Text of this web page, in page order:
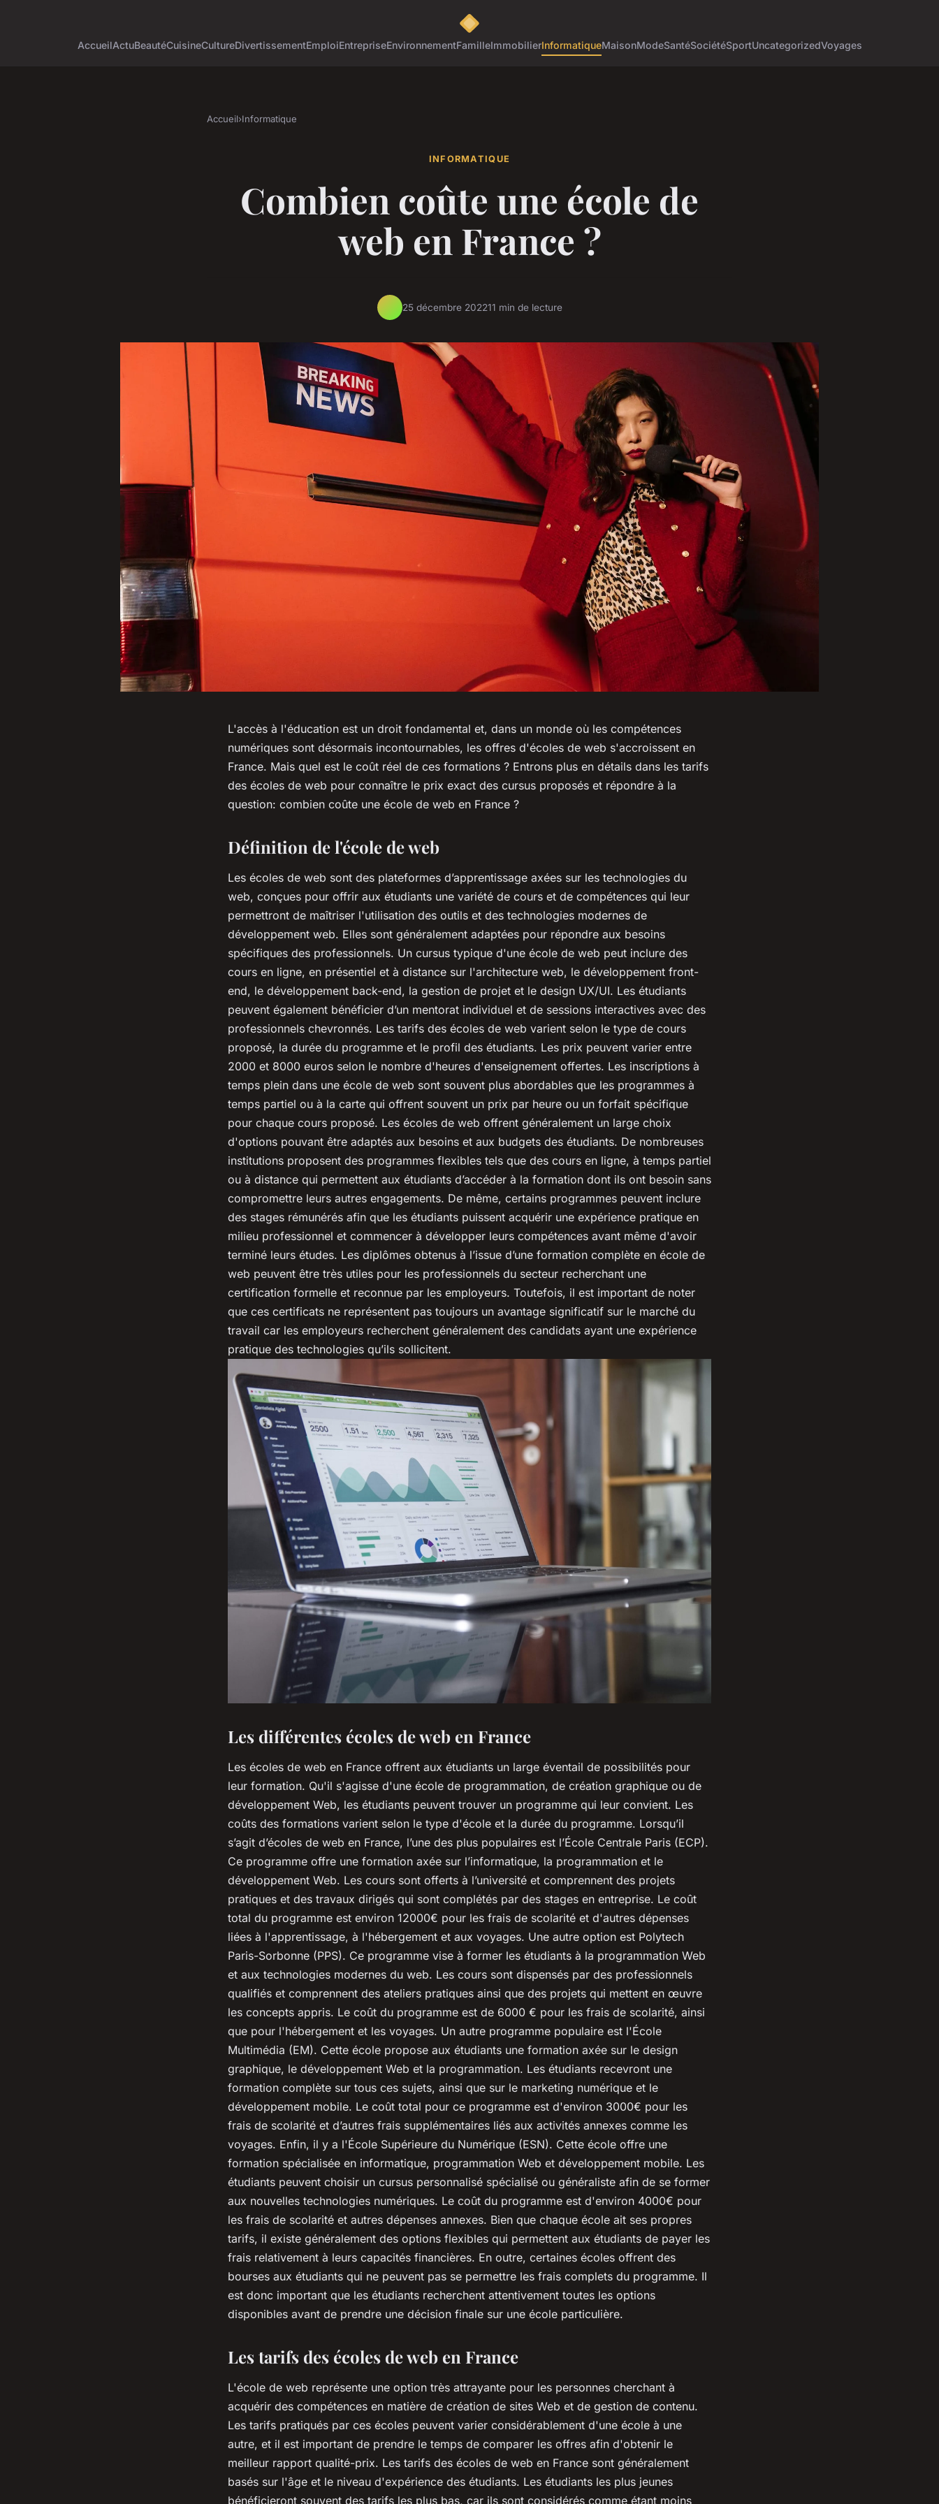
AccueilActuBeautéCuisineCultureDivertissementEmploiEntrepriseEnvironnementFamilleImmobilierInformatiqueMaisonModeSantéSociétéSportUncategorizedVoyages
Accueil›Informatique
INFORMATIQUE
Combien coûte une école de
web en France ?
25 décembre 202211 min de lecture
L'accès à l'éducation est un droit fondamental et, dans un monde où les compétences
numériques sont désormais incontournables, les offres d'écoles de web s'accroissent en
France. Mais quel est le coût réel de ces formations ? Entrons plus en détails dans les tarifs
des écoles de web pour connaître le prix exact des cursus proposés et répondre à la
question: combien coûte une école de web en France ?
Définition de l'école de web
Les écoles de web sont des plateformes d’apprentissage axées sur les technologies du
web, conçues pour offrir aux étudiants une variété de cours et de compétences qui leur
permettront de maîtriser l'utilisation des outils et des technologies modernes de
développement web. Elles sont généralement adaptées pour répondre aux besoins
spécifiques des professionnels. Un cursus typique d'une école de web peut inclure des
cours en ligne, en présentiel et à distance sur l'architecture web, le développement front-
end, le développement back-end, la gestion de projet et le design UX/UI. Les étudiants
peuvent également bénéficier d’un mentorat individuel et de sessions interactives avec des
professionnels chevronnés. Les tarifs des écoles de web varient selon le type de cours
proposé, la durée du programme et le profil des étudiants. Les prix peuvent varier entre
2000 et 8000 euros selon le nombre d'heures d'enseignement offertes. Les inscriptions à
temps plein dans une école de web sont souvent plus abordables que les programmes à
temps partiel ou à la carte qui offrent souvent un prix par heure ou un forfait spécifique
pour chaque cours proposé. Les écoles de web offrent généralement un large choix
d'options pouvant être adaptés aux besoins et aux budgets des étudiants. De nombreuses
institutions proposent des programmes flexibles tels que des cours en ligne, à temps partiel
ou à distance qui permettent aux étudiants d’accéder à la formation dont ils ont besoin sans
compromettre leurs autres engagements. De même, certains programmes peuvent inclure
des stages rémunérés afin que les étudiants puissent acquérir une expérience pratique en
milieu professionnel et commencer à développer leurs compétences avant même d'avoir
terminé leurs études. Les diplômes obtenus à l’issue d’une formation complète en école de
web peuvent être très utiles pour les professionnels du secteur recherchant une
certification formelle et reconnue par les employeurs. Toutefois, il est important de noter
que ces certificats ne représentent pas toujours un avantage significatif sur le marché du
travail car les employeurs recherchent généralement des candidats ayant une expérience
pratique des technologies qu’ils sollicitent.
Les différentes écoles de web en France
Les écoles de web en France offrent aux étudiants un large éventail de possibilités pour
leur formation. Qu'il s'agisse d'une école de programmation, de création graphique ou de
développement Web, les étudiants peuvent trouver un programme qui leur convient. Les
coûts des formations varient selon le type d'école et la durée du programme. Lorsqu’il
s’agit d’écoles de web en France, l’une des plus populaires est l’École Centrale Paris (ECP).
Ce programme offre une formation axée sur l’informatique, la programmation et le
développement Web. Les cours sont offerts à l’université et comprennent des projets
pratiques et des travaux dirigés qui sont complétés par des stages en entreprise. Le coût
total du programme est environ 12000€ pour les frais de scolarité et d'autres dépenses
liées à l'apprentissage, à l'hébergement et aux voyages. Une autre option est Polytech
Paris-Sorbonne (PPS). Ce programme vise à former les étudiants à la programmation Web
et aux technologies modernes du web. Les cours sont dispensés par des professionnels
qualifiés et comprennent des ateliers pratiques ainsi que des projets qui mettent en œuvre
les concepts appris. Le coût du programme est de 6000 € pour les frais de scolarité, ainsi
que pour l'hébergement et les voyages. Un autre programme populaire est l'École
Multimédia (EM). Cette école propose aux étudiants une formation axée sur le design
graphique, le développement Web et la programmation. Les étudiants recevront une
formation complète sur tous ces sujets, ainsi que sur le marketing numérique et le
développement mobile. Le coût total pour ce programme est d'environ 3000€ pour les
frais de scolarité et d’autres frais supplémentaires liés aux activités annexes comme les
voyages. Enfin, il y a l'École Supérieure du Numérique (ESN). Cette école offre une
formation spécialisée en informatique, programmation Web et développement mobile. Les
étudiants peuvent choisir un cursus personnalisé spécialisé ou généraliste afin de se former
aux nouvelles technologies numériques. Le coût du programme est d'environ 4000€ pour
les frais de scolarité et autres dépenses annexes. Bien que chaque école ait ses propres
tarifs, il existe généralement des options flexibles qui permettent aux étudiants de payer les
frais relativement à leurs capacités financières. En outre, certaines écoles offrent des
bourses aux étudiants qui ne peuvent pas se permettre les frais complets du programme. Il
est donc important que les étudiants recherchent attentivement toutes les options
disponibles avant de prendre une décision finale sur une école particulière.
Les tarifs des écoles de web en France
L'école de web représente une option très attrayante pour les personnes cherchant à
acquérir des compétences en matière de création de sites Web et de gestion de contenu.
Les tarifs pratiqués par ces écoles peuvent varier considérablement d'une école à une
autre, et il est important de prendre le temps de comparer les offres afin d'obtenir le
meilleur rapport qualité-prix. Les tarifs des écoles de web en France sont généralement
basés sur l'âge et le niveau d'expérience des étudiants. Les étudiants les plus jeunes
bénéficieront souvent des tarifs les plus bas, car ils sont considérés comme étant moins